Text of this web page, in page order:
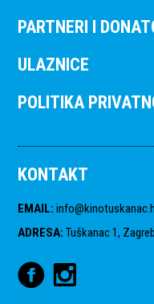
PARTNERI I
ULAZNICE
POLITIKA
KONTAKT
EMAIL:
ADRESA: Tuškanac 1, Zagreb